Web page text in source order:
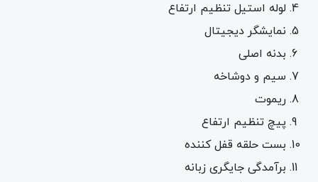
لوله استیل تنظیم ارتفاع
نمایشگر دیجیتال
بدنه اصلی
سیم و دوشاخه
ریموت
پیچ تنظیم ارتفاع
بست حلقه قفل کننده
برآمدگی جایگری زبانه